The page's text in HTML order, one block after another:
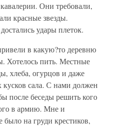
Они требовали,
красные звезды.
удары плеток.
в какую?то деревню
Хотелось пить. Местные
хлеба, огурцов и даже
кусков сала. С нами должен
после беседы решить кого
в армию. Мне и
на груди крестиков,